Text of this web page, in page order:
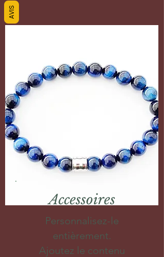
Accessoires
Personnalisez-le
entièrement.
Ajoutez le contenu
AVIS